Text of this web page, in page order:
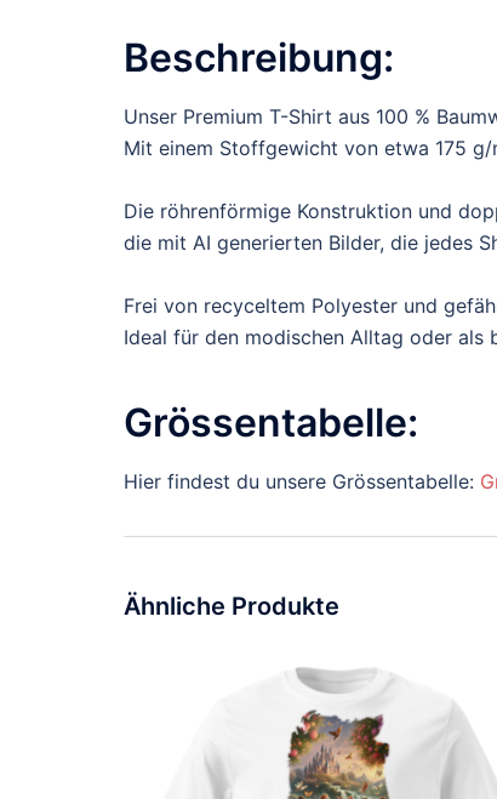
Beschreibung:
Unser Premium T-Shirt aus 100 %
Mit einem Stoffgewicht von etwa 175
Die röhrenförmige Konstruktion und
die mit AI generierten Bilder, die jedes
Frei von recyceltem Polyester und
Ideal für den modischen Alltag oder als
Grössentabelle:
Hier findest du unsere Grössentabelle:
Ähnliche Produkte